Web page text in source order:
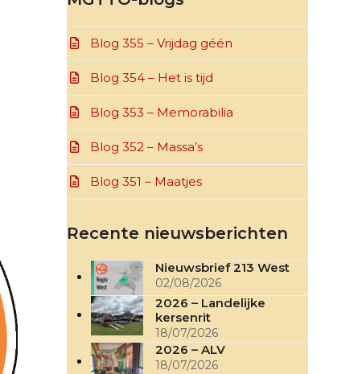
Blog 355 – Vrijdag géén
Blog 354 – Het is tijd
Blog 353 – Memorabilia
Blog 352 – Massa’s
Blog 351 – Maatjes
Recente nieuwsberichten
Nieuwsbrief 213 West
02/08/2026
2026 – Landelijke
kersenrit
18/07/2026
2026 – ALV
18/07/2026